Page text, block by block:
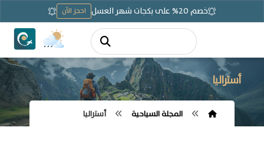
خصم 20% على بكجات شهر العسل احجز الآن
أستراليا
المجلة السياحية أستراليا